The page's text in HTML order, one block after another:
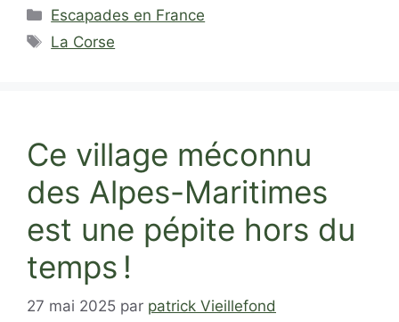
Catégories
Escapades en France
Étiquettes
La Corse
Ce village méconnu
des Alpes-Maritimes
est une pépite hors du
temps !
27 mai 2025 par patrick Vieillefond